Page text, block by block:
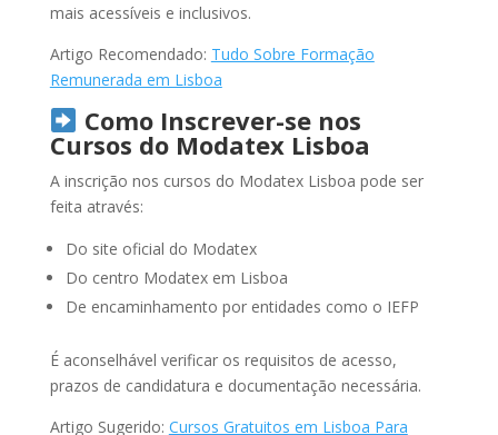
mais acessíveis e inclusivos.
Artigo Recomendado: Tudo Sobre Formação
Remunerada em Lisboa
Como Inscrever-se nos
Cursos do Modatex Lisboa
A inscrição nos cursos do Modatex Lisboa pode ser
feita através:
Do site oficial do Modatex
Do centro Modatex em Lisboa
De encaminhamento por entidades como o IEFP
É aconselhável verificar os requisitos de acesso,
prazos de candidatura e documentação necessária.
Artigo Sugerido: Cursos Gratuitos em Lisboa Para